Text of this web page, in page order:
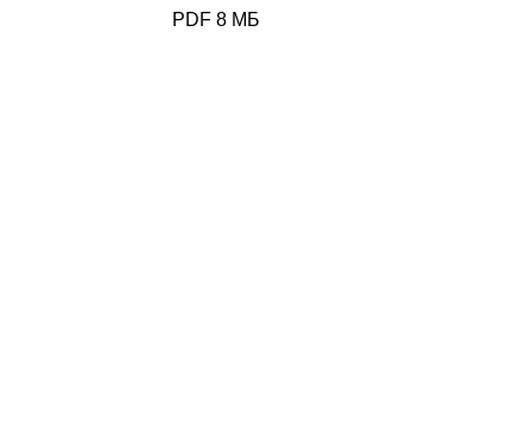
PDF 8 МБ